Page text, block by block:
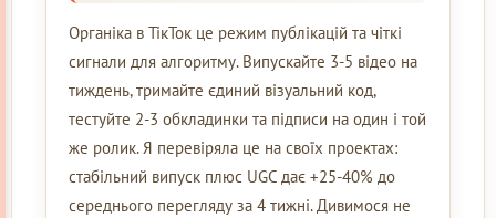
Органіка в ТікТок це режим публікацій та чіткі
сигнали для алгоритму. Випускайте 3-5 відео на
тиждень, тримайте єдиний візуальний код,
тестуйте 2-3 обкладинки та підписи на один і той
же ролик. Я перевіряла це на своїх проектах:
стабільний випуск плюс UGC дає +25-40% до
середнього перегляду за 4 тижні. Дивимося не